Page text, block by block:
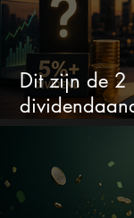
Dit zijn de 2